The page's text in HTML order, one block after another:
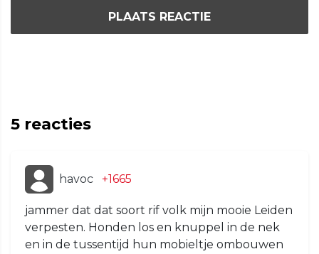
PLAATS REACTIE
5 reacties
havoc +1665
jammer dat dat soort rif volk mijn mooie Leiden
verpesten. Honden los en knuppel in de nek
en in de tussentijd hun mobieltje ombouwen